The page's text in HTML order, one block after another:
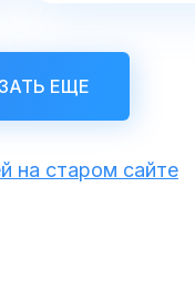
ЕЩЕ
на старом сайте